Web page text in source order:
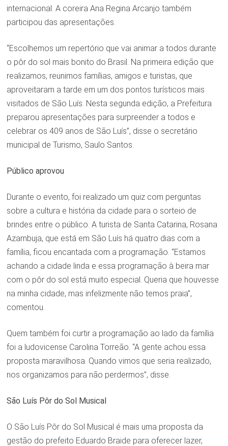
internacional. A coreira Ana Regina Arcanjo também
participou das apresentações.
“Escolhemos um repertório que vai animar a todos durante
o pôr do sol mais bonito do Brasil. Na primeira edição que
realizamos, reunimos famílias, amigos e turistas, que
aproveitaram a tarde em um dos pontos turísticos mais
visitados de São Luís. Nesta segunda edição, a Prefeitura
preparou apresentações para surpreender a todos e
celebrar os 409 anos de São Luís”, disse o secretário
municipal de Turismo, Saulo Santos.
Público aprovou
Durante o evento, foi realizado um quiz com perguntas
sobre a cultura e história da cidade para o sorteio de
brindes entre o público. A turista de Santa Catarina, Rosana
Azambuja, que está em São Luís há quatro dias com a
família, ficou encantada com a programação. “Estamos
achando a cidade linda e essa programação à beira mar
com o pôr do sol está muito especial. Queria que houvesse
na minha cidade, mas infelizmente não temos praia”,
comentou.
Quem também foi curtir a programação ao lado da família
foi a ludovicense Carolina Torreão. “A gente achou essa
proposta maravilhosa. Quando vimos que seria realizado,
nos organizamos para não perdermos”, disse.
São Luís Pôr do Sol Musical
O São Luís Pôr do Sol Musical é mais uma proposta da
gestão do prefeito Eduardo Braide para oferecer lazer,